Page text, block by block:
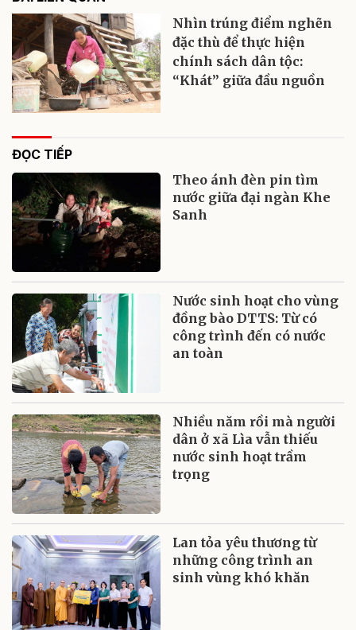
Nhìn trúng điểm nghẽn
đặc thù để thực hiện
chính sách dân tộc:
“Khát” giữa đầu nguồn
ĐỌC TIẾP
Theo ánh đèn pin tìm
nước giữa đại ngàn Khe
Sanh
Nước sinh hoạt cho vùng
đồng bào DTTS: Từ có
công trình đến có nước
an toàn
Nhiều năm rồi mà người
dân ở xã Lìa vẫn thiếu
nước sinh hoạt trầm
trọng
Lan tỏa yêu thương từ
những công trình an
sinh vùng khó khăn